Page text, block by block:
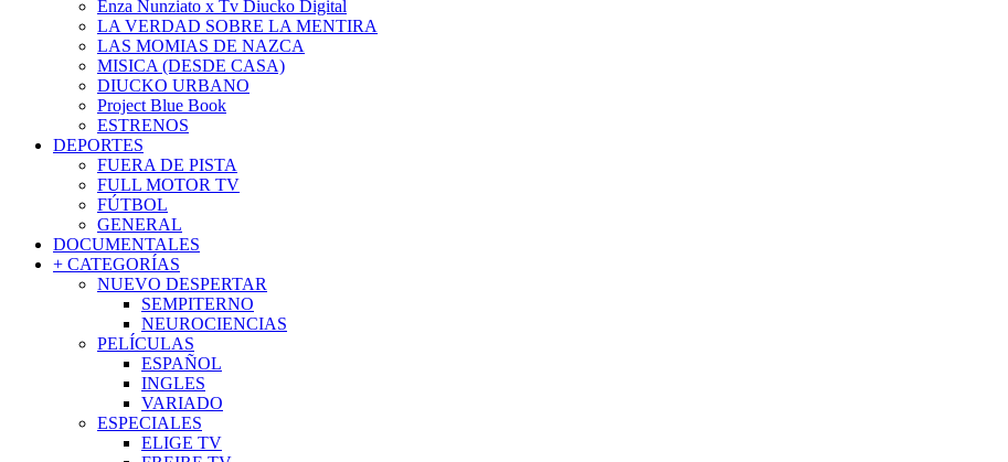
Enza Nunziato x Tv Diucko Digital
LA VERDAD SOBRE LA MENTIRA
LAS MOMIAS DE NAZCA
MISICA (DESDE CASA)
DIUCKO URBANO
Project Blue Book
ESTRENOS
DEPORTES
FUERA DE PISTA
FULL MOTOR TV
FÚTBOL
GENERAL
DOCUMENTALES
+ CATEGORÍAS
NUEVO DESPERTAR
SEMPITERNO
NEUROCIENCIAS
PELÍCULAS
ESPAÑOL
INGLES
VARIADO
ESPECIALES
ELIGE TV